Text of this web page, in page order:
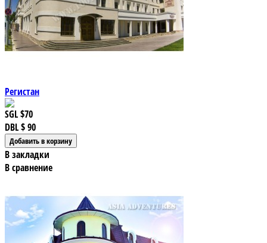
Регистан
SGL$70
DBL$ 90
В закладки
В сравнение